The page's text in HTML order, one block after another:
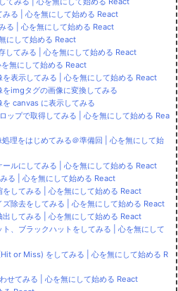
る | 心を無にして始める React
る | 心を無にして始める React
にして始める React
てみる | 心を無にして始める React
無にして始める React
表示してみる | 心を無にして始める React
imgタグの画像に変換してみる
canvas に表示してみる
ップで取得してみる | 心を無にして始める Rea
理をはじめてみる＠準備回 | 心を無にして始
ルにしてみる | 心を無にして始める React
る | 心を無にして始める React
してみる | 心を無にして始める React
除去をしてみる | 心を無にして始める React
してみる | 心を無にして始める React
、ブラックハットをしてみる | 心を無にして
or Miss) をしてみる | 心を無にして始める R
せてみる | 心を無にして始める React